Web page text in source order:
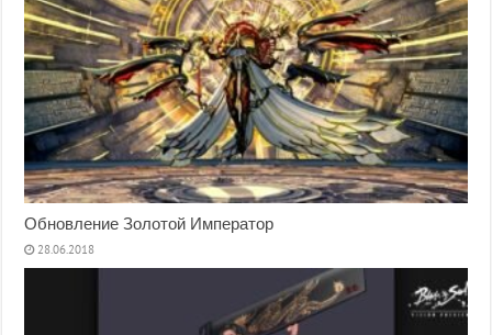
Обновление Золотой Император
28.06.2018